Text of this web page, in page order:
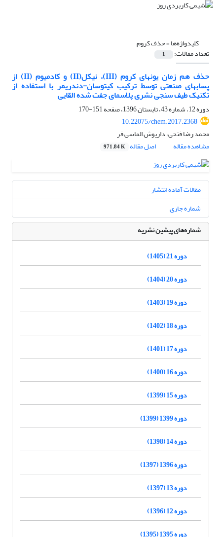
کلیدواژه‌ها =حذف کروم
تعداد مقالات: 1
حذف هم زمان یونهای کروم (III)، نیکل(II) و کادمیوم (II) از
پسابهای صنعتی توسط ترکیب کیتوسان-دندریمر با استفاده از
تکنیک طیف سنجی نشری پلاسمای جفت شده القایی
دوره 12، شماره 43، تابستان 1396، صفحه
151-170
10.22075/chem.2017.2368
محمد رضا فتحی، داریوش الماسی فر
مشاهده مقاله
اصل مقاله 971.84 K
مقالات آماده انتشار
شماره جاری
شماره‌های پیشین نشریه
دوره 21 (1405)
دوره 20 (1404)
دوره 19 (1403)
دوره 18 (1402)
دوره 17 (1401)
دوره 16 (1400)
دوره 15 (1399)
دوره 1399 (1399)
دوره 14 (1398)
دوره 1396 (1397)
دوره 13 (1397)
دوره 12 (1396)
دوره 1395 (1395)